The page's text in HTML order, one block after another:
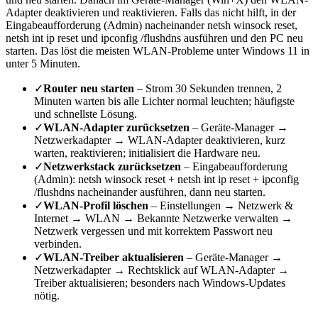
Adapter deaktivieren und reaktivieren. Falls das nicht hilft, in der
Eingabeaufforderung (Admin) nacheinander netsh winsock reset,
netsh int ip reset und ipconfig /flushdns ausführen und den PC neu
starten. Das löst die meisten WLAN-Probleme unter Windows 11 in
unter 5 Minuten.
✓Router neu starten – Strom 30 Sekunden trennen, 2
Minuten warten bis alle Lichter normal leuchten; häufigste
und schnellste Lösung.
✓WLAN-Adapter zurücksetzen – Geräte-Manager →
Netzwerkadapter → WLAN-Adapter deaktivieren, kurz
warten, reaktivieren; initialisiert die Hardware neu.
✓Netzwerkstack zurücksetzen – Eingabeaufforderung
(Admin): netsh winsock reset + netsh int ip reset + ipconfig
/flushdns nacheinander ausführen, dann neu starten.
✓WLAN-Profil löschen – Einstellungen → Netzwerk &
Internet → WLAN → Bekannte Netzwerke verwalten →
Netzwerk vergessen und mit korrektem Passwort neu
verbinden.
✓WLAN-Treiber aktualisieren – Geräte-Manager →
Netzwerkadapter → Rechtsklick auf WLAN-Adapter →
Treiber aktualisieren; besonders nach Windows-Updates
nötig.